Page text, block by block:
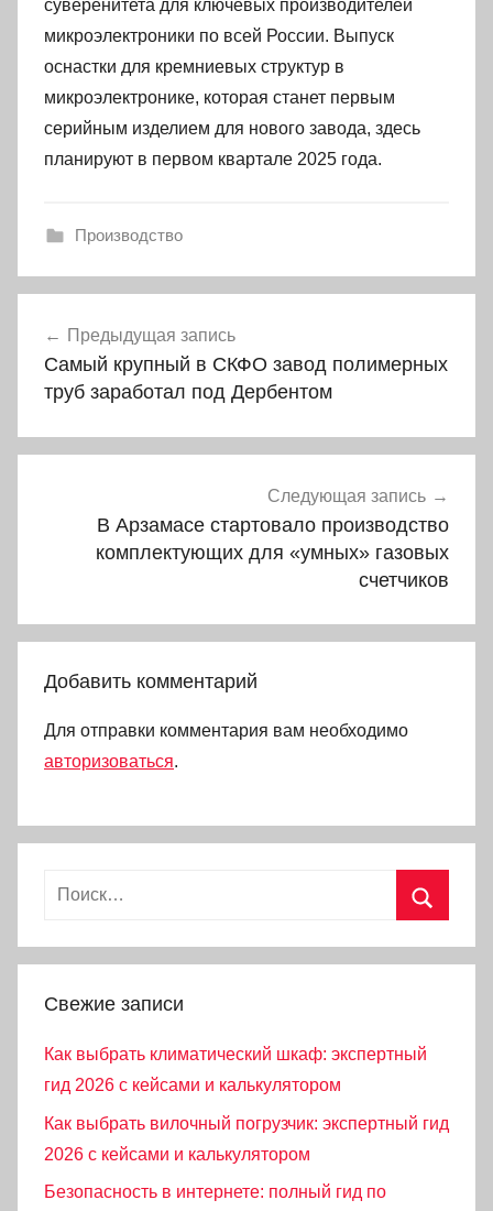
суверенитета для ключевых производителей
микроэлектроники по всей России. Выпуск
оснастки для кремниевых структур в
микроэлектронике, которая станет первым
серийным изделием для нового завода, здесь
планируют в первом квартале 2025 года.
Производство
по
записям
Предыдущая запись
Самый крупный в СКФО завод полимерных
труб заработал под Дербентом
Следующая запись
В Арзамасе стартовало производство
комплектующих для «умных» газовых
счетчиков
Добавить комментарий
Для отправки комментария вам необходимо
авторизоваться.
Найти:
Свежие записи
Как выбрать климатический шкаф: экспертный
гид 2026 с кейсами и калькулятором
Как выбрать вилочный погрузчик: экспертный гид
2026 с кейсами и калькулятором
Безопасность в интернете: полный гид по